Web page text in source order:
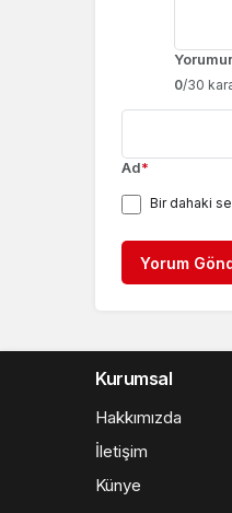
0/30
Ad*
Bir dahaki
Yorum
Kurumsal
Hakkımızda
İletişim
Künye